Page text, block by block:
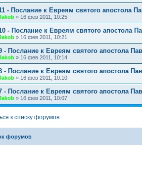
- Послание к Евреям святого апостола
» 16 фев 2011, 10:25
- Послание к Евреям святого апостола
» 16 фев 2011, 10:21
- Послание к Евреям святого апостола
» 16 фев 2011, 10:14
- Послание к Евреям святого апостола
» 16 фев 2011, 10:10
- Послание к Евреям святого апостола
» 16 фев 2011, 10:07
к списку форумов
форумов